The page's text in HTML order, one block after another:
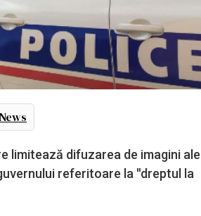
limitează difuzarea de imagini ale
referitoare la ''dreptul la